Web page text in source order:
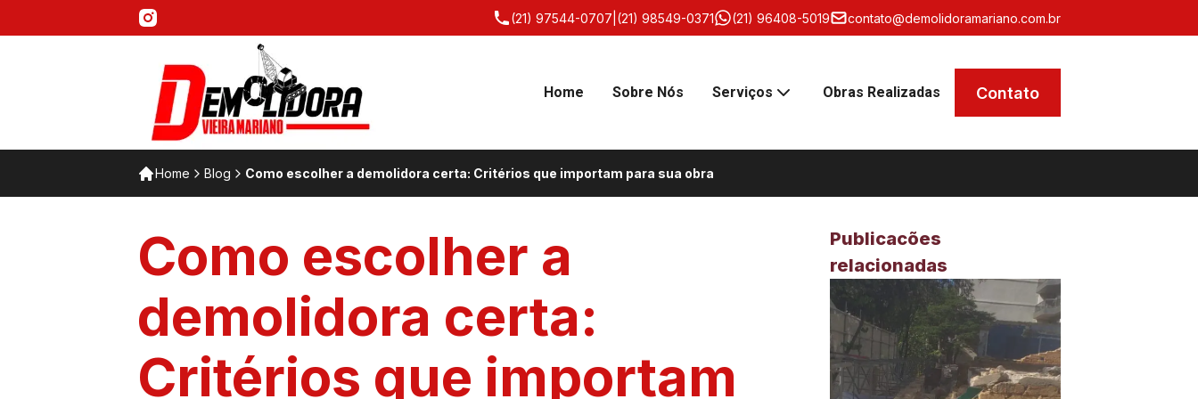
(21) 97544-0707 (21) 98549-0371 (21) 96408-5019 contato@demolidoramariano.com.br
Home Sobre Nós Serviços Obras Realizadas Contato
Home Blog Como escolher a demolidora certa: Critérios que importam para sua obra
Como escolher a
demolidora certa:
Critérios que importam
Publicacões
relacionadas